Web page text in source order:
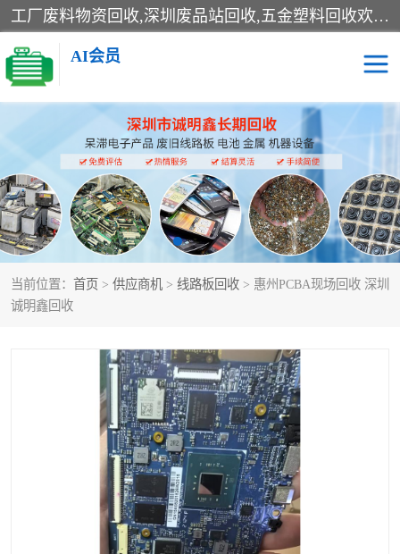
工厂废料物资回收,深圳废品站回收,五金塑料回收欢迎有金属、塑料、电子、电线、废旧设备、废铜、锡渣、线路板、镀银废料、废IC、电子零件、电子脚，等其他废旧物资的单位及个人联系洽谈。对提供息者我们可以提供优厚的业务提成（佣金）。
AI会员
当前位置： 首页 > 供应商机 > 线路板回收 > 惠州PCBA现场回收 深圳
诚明鑫回收
线路板回收 电子回收
电子产品回收 电池回收
金属回收 机器设备回收